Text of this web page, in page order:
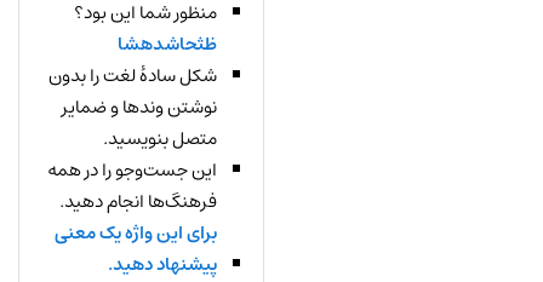
منظور شما این بود؟
ظثحاشدهشا
شکل سادهٔ لغت را بدون
نوشتن وندها و ضمایر
متصل بنویسید.
این جست‌وجو را در همه
فرهنگ‌ها انجام دهید.
برای این واژه یک معنی
پیشنهاد دهید.